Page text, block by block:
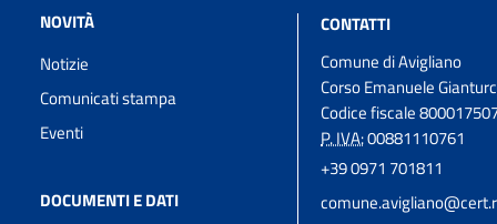
NOVITÀ
Notizie
Comunicati stampa
Eventi
DOCUMENTI E DATI
CONTATTI
Comune di Avigliano
Corso Emanuele
Codice fiscale
P. IVA:00881110761
+39 0971 701811